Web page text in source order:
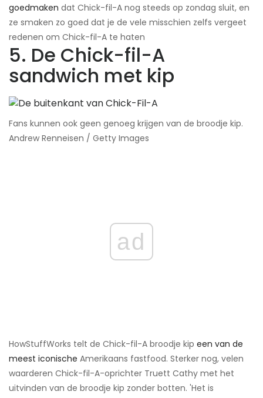
goedmaken dat Chick-fil-A nog steeds op zondag sluit, en
ze smaken zo goed dat je de vele misschien zelfs vergeet
redenen om Chick-fil-A te haten ​
5. De Chick-fil-A
sandwich met kip
Fans kunnen ook geen genoeg krijgen van de broodje kip.​
Andrew Renneisen / Getty Images
ad
HowStuffWorks telt de Chick-fil-A broodje kip een van de
meest iconische Amerikaans fastfood. Sterker nog, velen
waarderen Chick-fil-A-oprichter Truett Cathy met het
uitvinden van de broodje kip zonder botten. 'Het is